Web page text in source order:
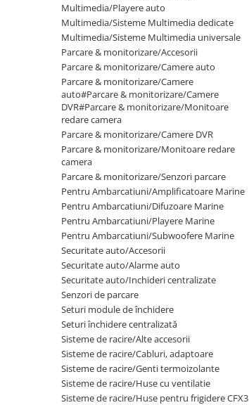
Multimedia/Playere auto
Multimedia/Sisteme Multimedia dedicate
Multimedia/Sisteme Multimedia universale
Parcare & monitorizare/Accesorii
Parcare & monitorizare/Camere auto
Parcare & monitorizare/Camere
auto#Parcare & monitorizare/Camere
DVR#Parcare & monitorizare/Monitoare
redare camera
Parcare & monitorizare/Camere DVR
Parcare & monitorizare/Monitoare redare
camera
Parcare & monitorizare/Senzori parcare
Pentru Ambarcatiuni/Amplificatoare Marine
Pentru Ambarcatiuni/Difuzoare Marine
Pentru Ambarcatiuni/Playere Marine
Pentru Ambarcatiuni/Subwoofere Marine
Securitate auto/Accesorii
Securitate auto/Alarme auto
Securitate auto/Inchideri centralizate
Senzori de parcare
Seturi module de închidere
Seturi închidere centralizată
Sisteme de racire/Alte accesorii
Sisteme de racire/Cabluri, adaptoare
Sisteme de racire/Genti termoizolante
Sisteme de racire/Huse cu ventilatie
Sisteme de racire/Huse pentru frigidere CFX3